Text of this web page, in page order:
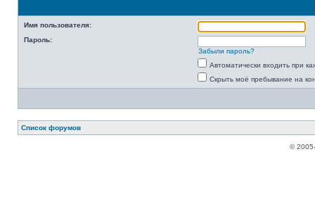
Имя пользователя:
Пароль:
Забыли пароль?
Автоматически входить при
Скрыть моё пребывание на
Список форумов
©